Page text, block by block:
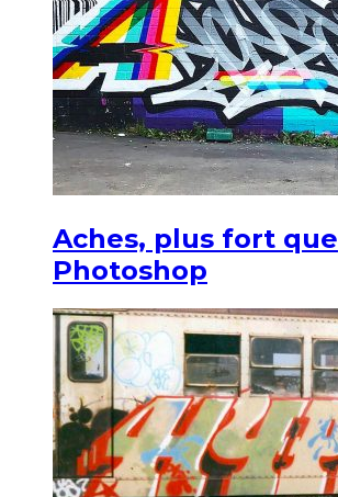
Aches, plus fort que
Photoshop